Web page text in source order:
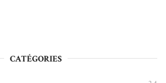
CATÉGORIES